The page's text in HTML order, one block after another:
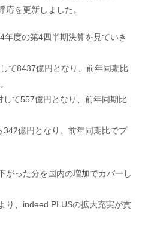
を更新しました。
年度の第4四半期決算を見ていき
て8437億円となり、前年同期比
て557億円となり、前年同期比
億円となり、前年同期比でプ
がった分を国内の増加でカバーし
り、indeed PLUSの拡大充実が貢